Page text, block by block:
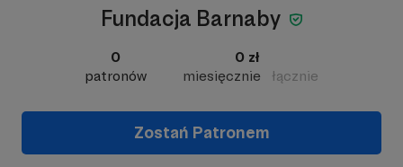
Fundacja Barnaby
0
patronów
0 zł
miesięcznie
łącznie
Zostań Patronem